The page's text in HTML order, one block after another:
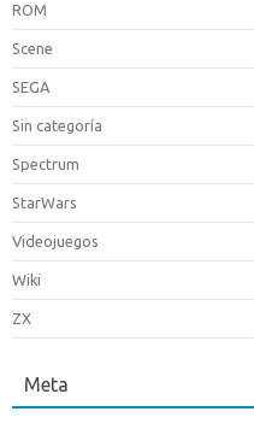
ROM
Scene
SEGA
Sin categoría
Spectrum
StarWars
Videojuegos
Wiki
ZX
Meta